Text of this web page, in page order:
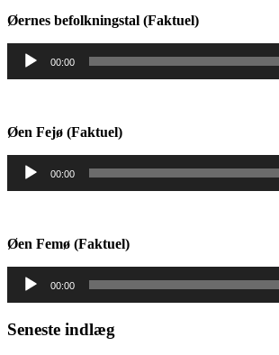
Øernes befolkningstal (Faktuel)
Audio
Player
00:00
Øen Fejø (Faktuel)
Audio
Player
00:00
Øen Femø (Faktuel)
Audio
Player
00:00
Seneste indlæg